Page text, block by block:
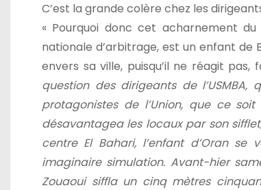
C’est la grande colère chez les
« Pourquoi donc cet acharnement
nationale d’arbitrage, est un enfant de
envers sa ville, puisqu’il ne réagit pas,
question des dirigeants de l’USMBA,
protagonistes de l’Union, que ce
désavantagea les locauxpar son
centre El Bahari, l’enfant d’Oran se
imaginaire simulation. Avant-hier
Zouaoui siffla un cinq mètres